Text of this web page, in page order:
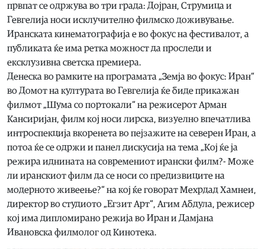
првпат се одржува во три града: Дојран, Струмица и
Гевгелија носи исклучително филмско доживување.
Иранската кинематографија е во фокус на фестивалот, а
публиката ќе има ретка можност да проследи и
ексклузивна светска премиера.
Денеска во рамките на програмата „Земја во фокус: Иран“
во Домот на културата во Гевгелија ќе биде прикажан
филмот „Шума со портокали“ на режисерот Арман
Кансиријан, филм кој носи лирска, визуелно впечатлива
интроспекција вкоренета во пејзажите на северен Иран, а
потоа ќе се одржи и панел дискусија на тема „Кој ќе ја
режира иднината на современиот ирански филм?- Може
ли иранскиот филм да се носи со предизвиците на
модерното живеење?“ на кој ќе говорат Мехрдад Хамнеи,
директор во студиото „Егзит Арт“, Агим Абдула, режисер
кој има дипломирано режија во Иран и Дамјана
Ивановска филмолог од Кинотека.